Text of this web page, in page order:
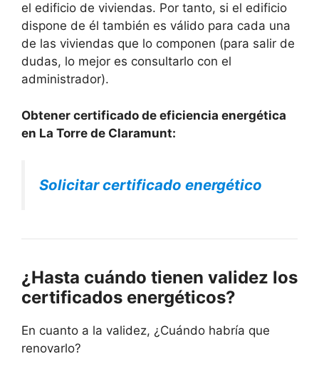
el edificio de viviendas. Por tanto, si el edificio
dispone de él también es válido para cada una
de las viviendas que lo componen (para salir de
dudas, lo mejor es consultarlo con el
administrador).
Obtener certificado de eficiencia energética
en La Torre de Claramunt:
Solicitar certificado energético
¿Hasta cuándo tienen validez los
certificados energéticos?
En cuanto a la validez, ¿Cuándo habría que
renovarlo?